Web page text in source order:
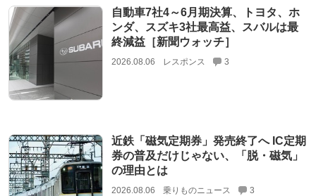
自動車7社4～6月期決算、トヨタ、ホ
ンダ、スズキ3社最高益、スバルは最
終減益［新聞ウォッチ］
2026.08.06 レスポンス 3
近鉄「磁気定期券」発売終了へ IC定期
券の普及だけじゃない、「脱・磁気」
の理由とは
2026.08.06 乗りものニュース 3